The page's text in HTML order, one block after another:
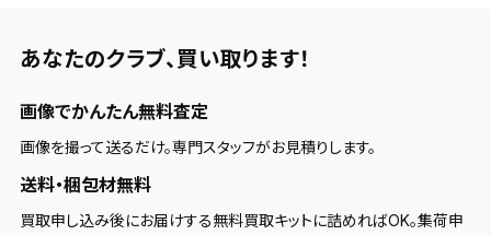
あなたのクラブ、 買い取ります！
画像でかんたん無料査定
画像を撮って送るだけ。専門スタッフがお見積りします。
送料・梱包材無料
買取申し込み後にお届けする無料買取キットに詰めればOK。集荷申